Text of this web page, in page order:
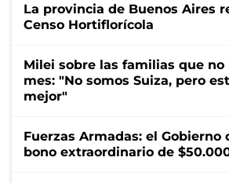
La provincia de Buenos Aires
Censo Hortiflorícola
Milei sobre las familias que
mes: "No somos Suiza, pero
mejor"
Fuerzas Armadas: el Gobierno
bono extraordinario de